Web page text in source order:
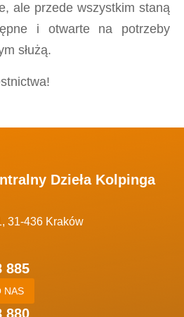
ale przede wszystkim staną
i otwarte na potrzeby
służą.
Dzieła Kolpinga
31-436 Kraków
885
NAS
880